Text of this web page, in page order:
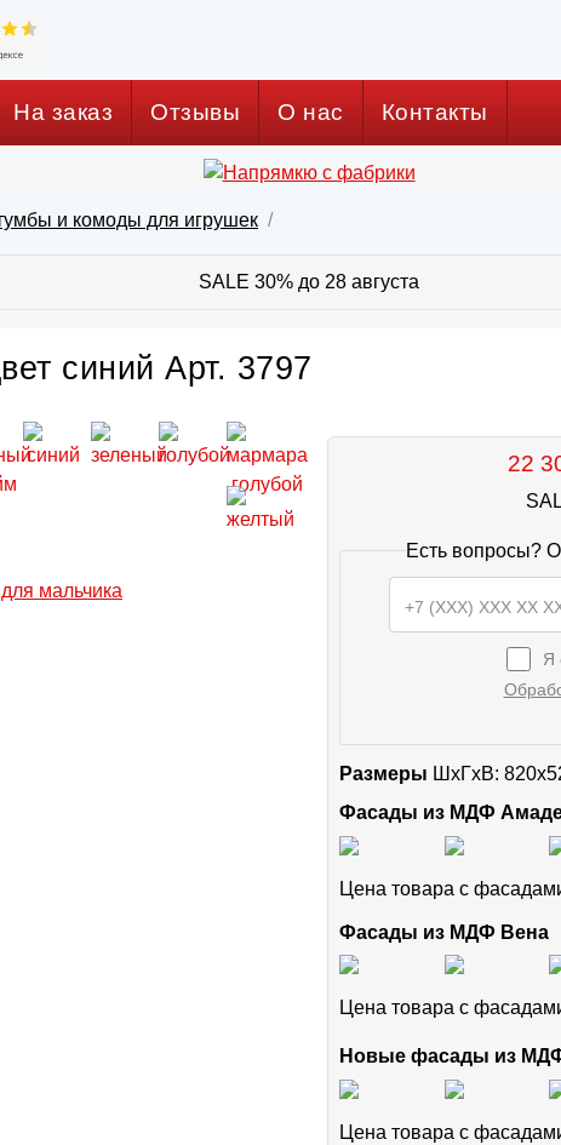
На заказ Отзывы О нас Контакты
и комоды для игрушек
SALE 30% до 28 августа
синий Арт. 3797
22
Есть вопросы?
Я
Размеры ШxГхВ:
Фасады из МДФ
Цена товара с
Фасады из МДФ Вена
Цена товара с
Новые фасады из
Цена товара с